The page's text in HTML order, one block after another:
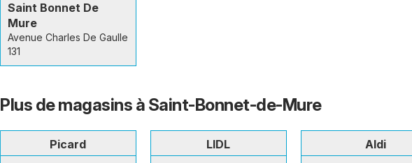
Saint Bonnet De
Mure
Avenue Charles De Gaulle
131
Plus de magasins à Saint-Bonnet-de-Mure
Picard
LIDL
Aldi